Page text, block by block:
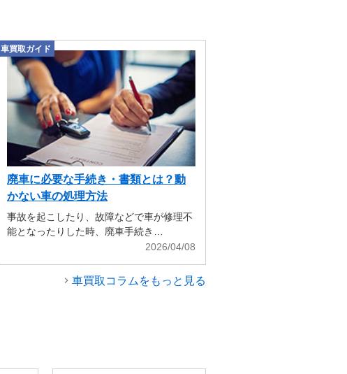
車買取ガイド
廃車に必要な手続き・書類とは？動
かない車の処理方法
事故を起こしたり、故障などで車が修理不
能となったりした時、廃車手続き…
2026/04/08
車買取コラムをもっと見る